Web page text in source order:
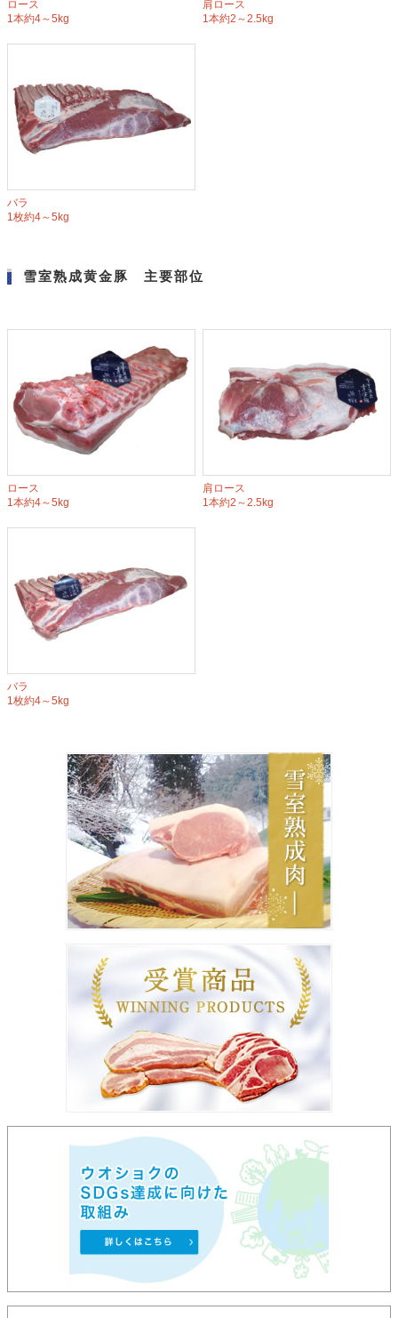
ロース
1本約4～5kg
肩ロース
1本約2～2.5kg
バラ
1枚約4～5kg
雪室熟成黄金豚 主要部位
ロース
1本約4～5kg
肩ロース
1本約2～2.5kg
バラ
1枚約4～5kg